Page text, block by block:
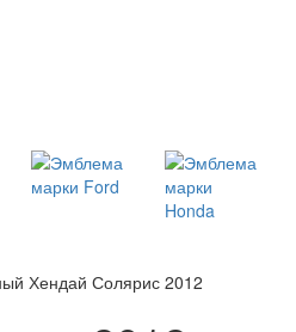
Хендай Солярис 2012